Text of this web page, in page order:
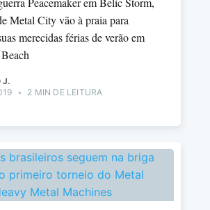
Metal City vão à praia para
merecidas férias de verão em
J.
• 2 MIN DE LEITURA